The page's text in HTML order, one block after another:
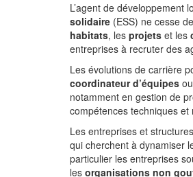
L’agent de développement
solidaire (ESS) ne cesse
habitats, les projets et les
entreprises à recruter des
Les évolutions de carrière
coordinateur d’équipes
notamment en gestion de
compétences techniques
Les entreprises et
qui cherchent à dynamiser
particulier les entreprises
les organisations non